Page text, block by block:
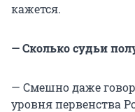
кажется.
— Сколько судьи
— Смешно даже
уровня первенства